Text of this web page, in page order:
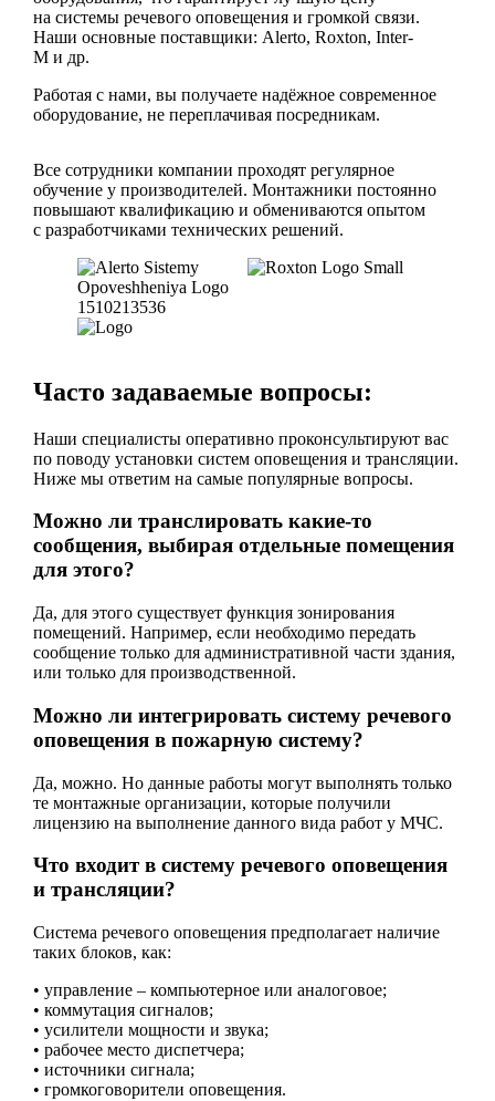
на системы речевого оповещения и громкой связи.
Наши основные поставщики: Alerto, Roxton, Inter-
M и др.
Работая с нами, вы получаете надёжное современное
оборудование, не переплачивая посредникам.
Все сотрудники компании проходят регулярное
обучение у производителей. Монтажники постоянно
повышают квалификацию и обмениваются опытом
с разработчиками технических решений.
Часто задаваемые вопросы:
Наши специалисты оперативно проконсультируют вас
по поводу установки систем оповещения и трансляции.
Ниже мы ответим на самые популярные вопросы.
Можно ли транслировать какие-то
сообщения, выбирая отдельные помещения
для этого?
Да, для этого существует функция зонирования
помещений. Например, если необходимо передать
сообщение только для административной части здания,
или только для производственной.
Можно ли интегрировать систему речевого
оповещения в пожарную систему?
Да, можно. Но данные работы могут выполнять только
те монтажные организации, которые получили
лицензию на выполнение данного вида работ у МЧС.
Что входит в систему речевого оповещения
и трансляции?
Система речевого оповещения предполагает наличие
таких блоков, как:
• управление – компьютерное или аналоговое;
• коммутация сигналов;
• усилители мощности и звука;
• рабочее место диспетчера;
• источники сигнала;
• громкоговорители оповещения.